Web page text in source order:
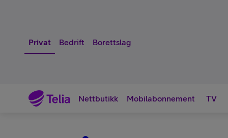
Privat Bedrift Borettslag
Nettbutikk Mobilabonnement TV